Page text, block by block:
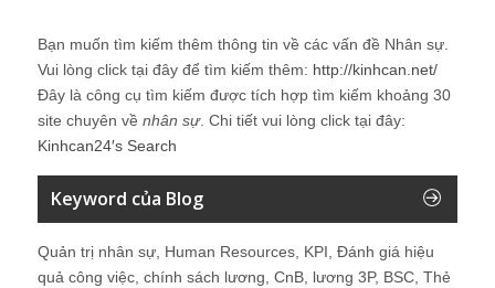
Bạn muốn tìm kiếm thêm thông tin về các vấn đề Nhân sự
Vui lòng click tại đây để tìm kiếm thêm: http://kinhcan.net/
Đây là công cụ tìm kiếm được tích hợp tìm kiếm khoảng 30
site chuyên về nhân sự. Chi tiết vui lòng click tại đây:
Kinhcan24′s Search
Keyword của Blog
Quản trị nhân sự, Human Resources, KPI, Đánh giá hiệu
quả công việc, chính sách lương, CnB, lương 3P, BSC, Thẻ